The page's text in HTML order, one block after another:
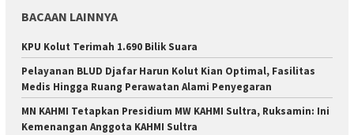
BACAAN LAINNYA
KPU Kolut Terimah 1.690 Bilik Suara
Pelayanan BLUD Djafar Harun Kolut Kian Optimal, Fasilitas
Medis Hingga Ruang Perawatan Alami Penyegaran
MN KAHMI Tetapkan Presidium MW KAHMI Sultra, Ruksamin: Ini
Kemenangan Anggota KAHMI Sultra